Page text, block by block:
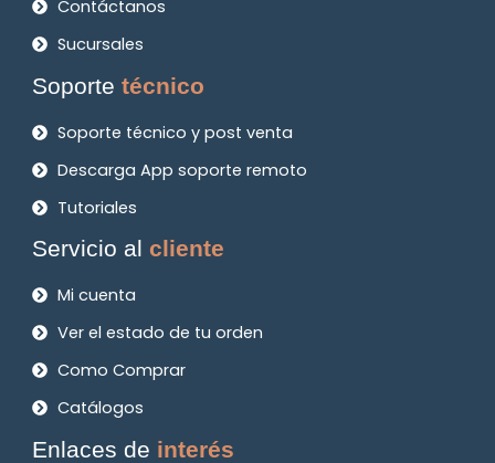
Contáctanos
Sucursales
Soportetécnico
Soporte técnico y post venta
Descarga App soporte remoto
Tutoriales
Servicio alcliente
Mi cuenta
Ver el estado de tu orden
Como Comprar
Catálogos
Enlaces de interés